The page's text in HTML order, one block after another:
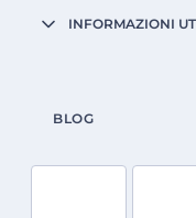
INFORMAZIONI
BLOG